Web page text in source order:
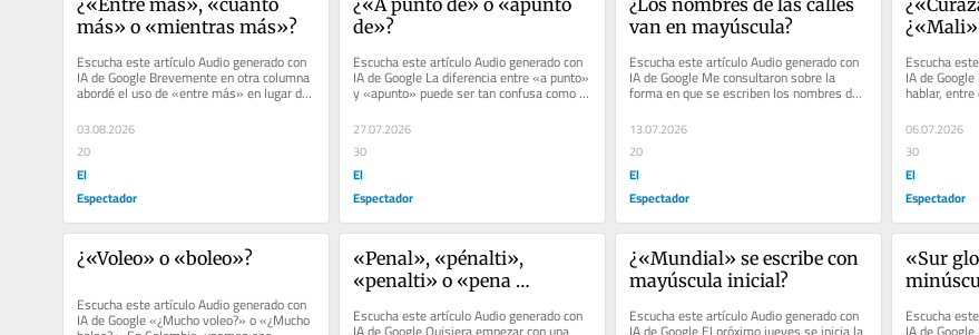
más» o «mientras más»?
Escucha este artículo Audio generado con
IA de Google Brevemente en otra columna
abordé el uso de «entre más» en lugar de
03.08.2026
20
El
Espectador
de»?
Escucha este artículo Audio generado con
IA de Google La diferencia entre «a punto»
y «apunto» puede ser tan confusa como la
que existe entre «a...
27.07.2026
30
El
Espectador
van en mayúscula?
Escucha este artículo Audio generado con
IA de Google Me consultaron sobre la
forma en que se escriben los nombres de
los signos zodiacales. Al...
13.07.2026
20
El
Espectador
Escucha
IA de
hablar,
de los
06.07.2026
30
El
Espectador
¿«Voleo» o «boleo»?
Escucha este artículo Audio generado con
IA de Google «¿Mucho voleo?» o «¿Mucho
«Penal», «pénalti»,
«penalti» o «pena
Escucha este artículo Audio generado con
¿«Mundial» se escribe con
mayúscula inicial?
Escucha este artículo Audio generado con
«Sur
Escucha